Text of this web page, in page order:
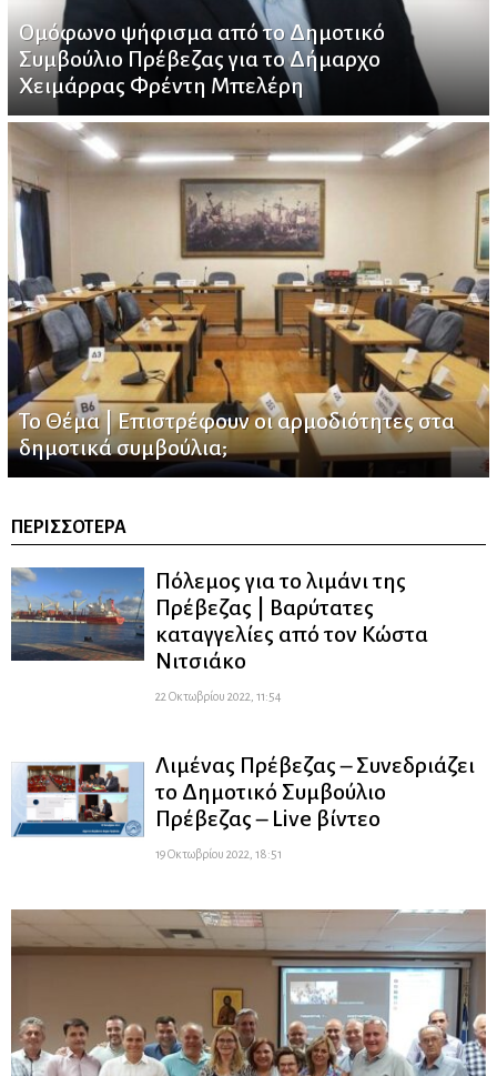
Ομόφωνο ψήφισμα από το Δημοτικό
Συμβούλιο Πρέβεζας για το Δήμαρχο
Χειμάρρας Φρέντη Μπελέρη
Το Θέμα | Επιστρέφουν οι αρμοδιότητες στα
δημοτικά συμβούλια;
ΠΕΡΙΣΣΌΤΕΡΑ
Πόλεμος για το λιμάνι της
Πρέβεζας | Βαρύτατες
καταγγελίες από τον Κώστα
Νιτσιάκο
22 Οκτωβρίου 2022, 11:54
Λιμένας Πρέβεζας – Συνεδριάζει
το Δημοτικό Συμβούλιο
Πρέβεζας – Live βίντεο
19 Οκτωβρίου 2022, 18:51